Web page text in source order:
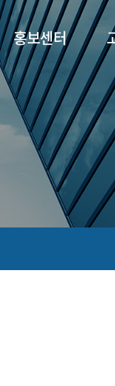
홍보센터